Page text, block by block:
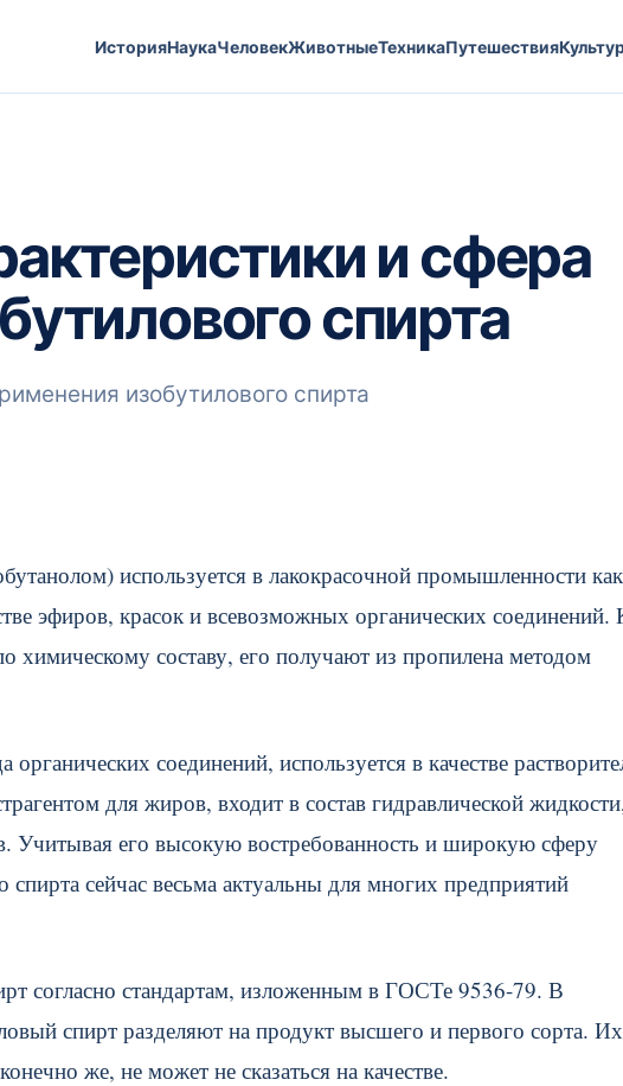
ИсторияНаукаЧеловекЖивотныеТехникаПутешествия
и сфера
спирта
изобутилового спирта
используется в лакокрасочной промышленности как
эфиров, красок и всевозможных органических соединений.
химическому составу, его получают из пропилена методом
соединений, используется в качестве
для жиров, входит в состав гидравлической
Учитывая его высокую востребованность и широкую сферу
сейчас весьма актуальны для многих предприятий
согласно стандартам, изложенным в ГОСТе 9536-79. В
спирт разделяют на продукт высшего и первого сорта. Их
же, не может не сказаться на качестве.